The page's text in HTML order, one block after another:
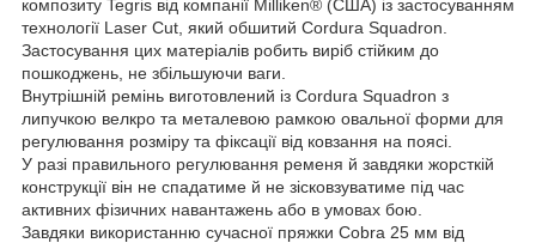
композиту Tegris від компанії Milliken® (США) із застосуванням
технології Laser Cut, який обшитий Cordura Squadron.
Застосування цих матеріалів робить виріб стійким до
пошкоджень, не збільшуючи ваги.
Внутрішній ремінь виготовлений із Cordura Squadron з
липучкою велкро та металевою рамкою овальної форми для
регулювання розміру та фіксації від ковзання на поясі.
У разі правильного регулювання ременя й завдяки жорсткій
конструкції він не спадатиме й не зісковзуватиме під час
активних фізичних навантажень або в умовах бою.
Завдяки використанню сучасної пряжки Cobra 25 мм від